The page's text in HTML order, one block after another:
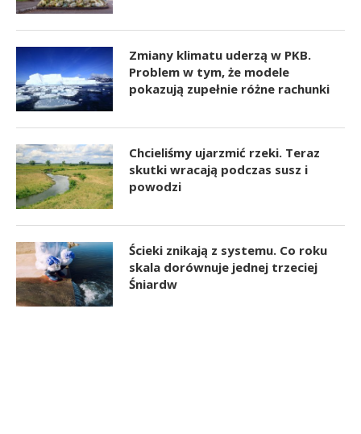
Zmiany klimatu uderzą w PKB.
Problem w tym, że modele
pokazują zupełnie różne rachunki
Chcieliśmy ujarzmić rzeki. Teraz
skutki wracają podczas susz i
powodzi
Ścieki znikają z systemu. Co roku
skala dorównuje jednej trzeciej
Śniardw